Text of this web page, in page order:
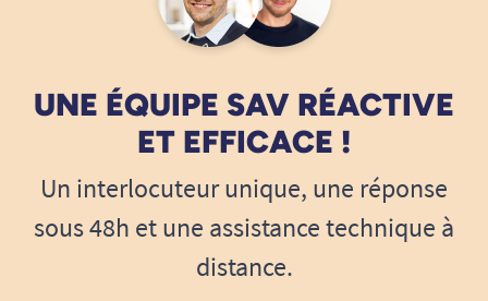
Le design manque de modernité, par contre le réglage
de la hauteur des roues est le bien venu.
A. Anonymous
j'ai tout signalé plus haut.
UNE ÉQUIPE SAV RÉACTIVE
ET EFFICACE !
Un interlocuteur unique, une réponse
sous 48h et une assistance technique à
distance.